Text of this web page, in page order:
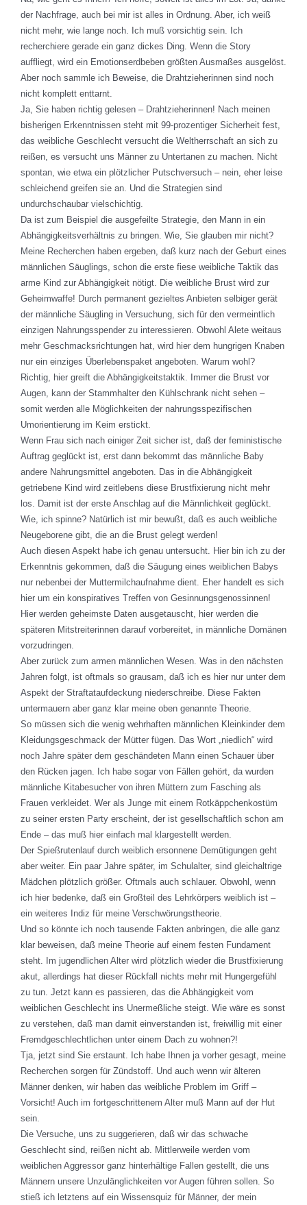
der Nachfrage, auch bei mir ist alles in Ordnung. Aber, ich weiß
nicht mehr, wie lange noch. Ich muß vorsichtig sein. Ich
recherchiere gerade ein ganz dickes Ding. Wenn die Story
auffliegt, wird ein Emotionserdbeben größten Ausmaßes ausgelöst.
Aber noch sammle ich Beweise, die Drahtzieherinnen sind noch
nicht komplett enttarnt.
Ja, Sie haben richtig gelesen – Drahtzieherinnen! Nach meinen
bisherigen Erkenntnissen steht mit 99-prozentiger Sicherheit fest,
das weibliche Geschlecht versucht die Weltherrschaft an sich zu
reißen, es versucht uns Männer zu Untertanen zu machen. Nicht
spontan, wie etwa ein plötzlicher Putschversuch – nein, eher leise
schleichend greifen sie an. Und die Strategien sind
undurchschaubar vielschichtig.
Da ist zum Beispiel die ausgefeilte Strategie, den Mann in ein
Abhängigkeitsverhältnis zu bringen. Wie, Sie glauben mir nicht?
Meine Recherchen haben ergeben, daß kurz nach der Geburt eines
männlichen Säuglings, schon die erste fiese weibliche Taktik das
arme Kind zur Abhängigkeit nötigt. Die weibliche Brust wird zur
Geheimwaffe! Durch permanent gezieltes Anbieten selbiger gerät
der männliche Säugling in Versuchung, sich für den vermeintlich
einzigen Nahrungsspender zu interessieren. Obwohl Alete weitaus
mehr Geschmacksrichtungen hat, wird hier dem hungrigen Knaben
nur ein einziges Überlebenspaket angeboten. Warum wohl?
Richtig, hier greift die Abhängigkeitstaktik. Immer die Brust vor
Augen, kann der Stammhalter den Kühlschrank nicht sehen –
somit werden alle Möglichkeiten der nahrungsspezifischen
Umorientierung im Keim erstickt.
Wenn Frau sich nach einiger Zeit sicher ist, daß der feministische
Auftrag geglückt ist, erst dann bekommt das männliche Baby
andere Nahrungsmittel angeboten. Das in die Abhängigkeit
getriebene Kind wird zeitlebens diese Brustfixierung nicht mehr
los. Damit ist der erste Anschlag auf die Männlichkeit geglückt.
Wie, ich spinne? Natürlich ist mir bewußt, daß es auch weibliche
Neugeborene gibt, die an die Brust gelegt werden!
Auch diesen Aspekt habe ich genau untersucht. Hier bin ich zu der
Erkenntnis gekommen, daß die Säugung eines weiblichen Babys
nur nebenbei der Muttermilchaufnahme dient. Eher handelt es sich
hier um ein konspiratives Treffen von Gesinnungsgenossinnen!
Hier werden geheimste Daten ausgetauscht, hier werden die
späteren Mitstreiterinnen darauf vorbereitet, in männliche Domänen
vorzudringen.
Aber zurück zum armen männlichen Wesen. Was in den nächsten
Jahren folgt, ist oftmals so grausam, daß ich es hier nur unter dem
Aspekt der Straftataufdeckung niederschreibe. Diese Fakten
untermauern aber ganz klar meine oben genannte Theorie.
So müssen sich die wenig wehrhaften männlichen Kleinkinder dem
Kleidungsgeschmack der Mütter fügen. Das Wort „niedlich“ wird
noch Jahre später dem geschändeten Mann einen Schauer über
den Rücken jagen. Ich habe sogar von Fällen gehört, da wurden
männliche Kitabesucher von ihren Müttern zum Fasching als
Frauen verkleidet. Wer als Junge mit einem Rotkäppchenkostüm
zu seiner ersten Party erscheint, der ist gesellschaftlich schon am
Ende – das muß hier einfach mal klargestellt werden.
Der Spießrutenlauf durch weiblich ersonnene Demütigungen geht
aber weiter. Ein paar Jahre später, im Schulalter, sind gleichaltrige
Mädchen plötzlich größer. Oftmals auch schlauer. Obwohl, wenn
ich hier bedenke, daß ein Großteil des Lehrkörpers weiblich ist –
ein weiteres Indiz für meine Verschwörungstheorie.
Und so könnte ich noch tausende Fakten anbringen, die alle ganz
klar beweisen, daß meine Theorie auf einem festen Fundament
steht. Im jugendlichen Alter wird plötzlich wieder die Brustfixierung
akut, allerdings hat dieser Rückfall nichts mehr mit Hungergefühl
zu tun. Jetzt kann es passieren, das die Abhängigkeit vom
weiblichen Geschlecht ins Unermeßliche steigt. Wie wäre es sonst
zu verstehen, daß man damit einverstanden ist, freiwillig mit einer
Fremdgeschlechtlichen unter einem Dach zu wohnen?!
Tja, jetzt sind Sie erstaunt. Ich habe Ihnen ja vorher gesagt, meine
Recherchen sorgen für Zündstoff. Und auch wenn wir älteren
Männer denken, wir haben das weibliche Problem im Griff –
Vorsicht! Auch im fortgeschrittenem Alter muß Mann auf der Hut
sein.
Die Versuche, uns zu suggerieren, daß wir das schwache
Geschlecht sind, reißen nicht ab. Mittlerweile werden vom
weiblichen Aggressor ganz hinterhältige Fallen gestellt, die uns
Männern unsere Unzulänglichkeiten vor Augen führen sollen. So
stieß ich letztens auf ein Wissensquiz für Männer, der mein